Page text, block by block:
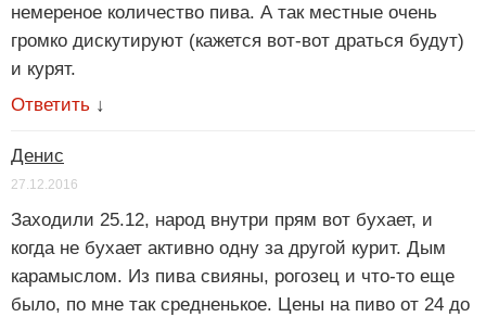
немереное количество пива. А так местные очень
громко дискутируют (кажется вот-вот драться будут)
и курят.
Ответить ↓
Денис
27.12.2016
Заходили 25.12, народ внутри прям вот бухает, и
когда не бухает активно одну за другой курит. Дым
карамыслом. Из пива свияны, рогозец и что-то еще
было, по мне так средненькое. Цены на пиво от 24 до